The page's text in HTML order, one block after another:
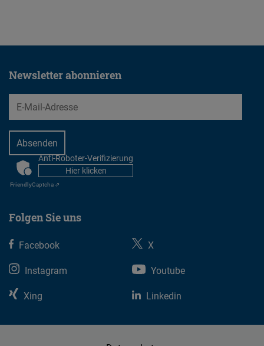
Newsletter abonnieren
EMail
CAPTCHAAnti-Roboter-Verifizierung
Hier klicken
FriendlyCaptcha ⇗
Folgen Sie uns
Facebook
X
Instagram
Youtube
Xing
Linkedin